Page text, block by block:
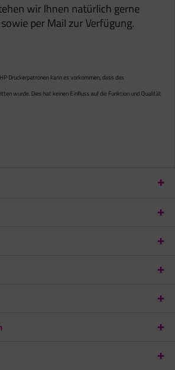
wir Ihnen natürlich gerne
per Mail zur Verfügung.
Druckerpatronen kann es vorkommen, dass das
wurde. Dies hat keinen Einfluss auf die Funktion und Qualität